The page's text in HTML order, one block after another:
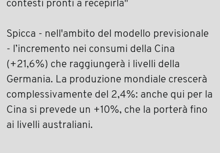
contesti pronti a recepirla"
Spicca - nell'ambito del modello previsionale
- l’incremento nei consumi della Cina
(+21,6%) che raggiungerà i livelli della
Germania. La produzione mondiale crescerà
complessivamente del 2,4%: anche qui per la
Cina si prevede un +10%, che la porterà fino
ai livelli australiani.